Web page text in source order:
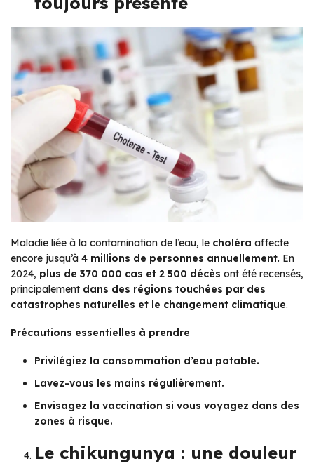
Maladie liée à la contamination de l’eau, le choléra affecte
encore jusqu’à 4 millions de personnes annuellement. En
2024, plus de 370 000 cas et 2 500 décès ont été recensés,
principalement dans des régions touchées par des
catastrophes naturelles et le changement climatique.
Précautions essentielles à prendre
Privilégiez la consommation d’eau potable.
Lavez-vous les mains régulièrement.
Envisagez la vaccination si vous voyagez dans des
zones à risque.
Le chikungunya : une douleur